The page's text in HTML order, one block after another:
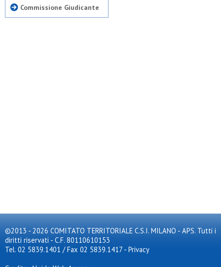
Commissione Giudicante
©2013 - 2026 COMITATO TERRITORIALE C.S.I. MILANO - APS. Tutti i
diritti riservati - C.F. 80110610153
Tel. 02 5839.1401 / Fax 02 5839.1417 - Privacy